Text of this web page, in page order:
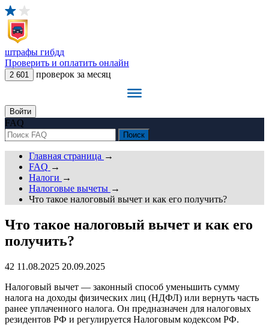
штрафы гибдд
Проверить и оплатить онлайн
2 601 проверок за месяц
Войти
FAQ
Главная страница →
FAQ →
Налоги →
Налоговые вычеты →
Что такое налоговый вычет и как его получить?
Что такое налоговый вычет и как его
получить?
42 11.08.2025 20.09.2025
Налоговый вычет — законный способ уменьшить сумму
налога на доходы физических лиц (НДФЛ) или вернуть часть
ранее уплаченного налога. Он предназначен для налоговых
резидентов РФ и регулируется Налоговым кодексом РФ.